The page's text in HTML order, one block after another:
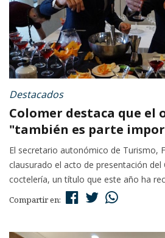
Destacados
Colomer destaca que el
"también es parte
El secretario autonómico de Turismo,
clausurado el acto de presentación del
coctelería, un título que este año ha
Compartir en: